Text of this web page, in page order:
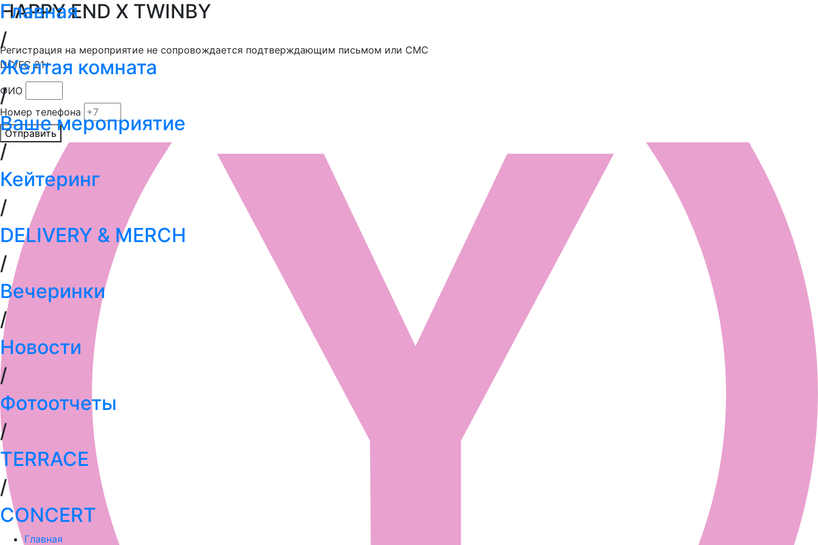
Главная
/
Желтая комната
/
Ваше мероприятие
/
Кейтеринг
/
DELIVERY & MERCH
/
Вечеринки
/
Новости
/
Фотоотчеты
/
TERRACE
/
СONCERT
Главная
HAPPY END X TWINBY
Регистрация на мероприятие не сопровождается подтверждающим письмом или СМС
DC/FC 21+
ФИО
Номер телефона
Отправить